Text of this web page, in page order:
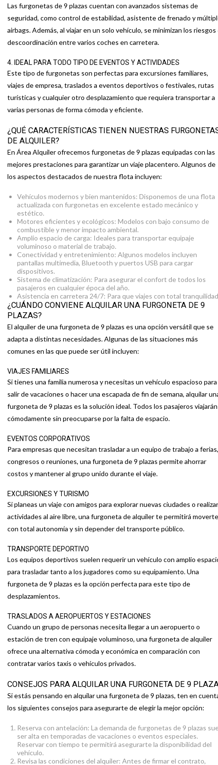
Las furgonetas de 9 plazas cuentan con avanzados sistemas de
seguridad, como control de estabilidad, asistente de frenado y
airbags. Además, al viajar en un solo vehículo, se minimizan los riesgos
descoordinación entre varios coches en carretera.
4. IDEAL PARA TODO TIPO DE EVENTOS Y ACTIVIDADES
Este tipo de furgonetas son perfectas para excursiones familiares,
viajes de empresa, traslados a eventos deportivos o festivales, rutas
turísticas y cualquier otro desplazamiento que requiera transportar a
varias personas de forma cómoda y eficiente.
¿QUÉ CARACTERÍSTICAS TIENEN NUESTRAS
DE ALQUILER?
En Área Alquiler ofrecemos furgonetas de 9 plazas equipadas con las
mejores prestaciones para garantizar un viaje placentero. Algunos de
los aspectos destacados de nuestra flota incluyen:
Vehículos modernos y bien mantenidos: Disponemos de una flota
actualizada con furgonetas en excelente estado mecánico y
estético.
Motores eficientes y ecológicos: Modelos con bajo consumo de
combustible y menor impacto ambiental.
Amplio espacio de carga: Ideales para transportar equipaje
voluminoso o material de trabajo.
Conectividad y entretenimiento: Algunos modelos incluyen
pantallas multimedia, Bluetooth y puertos USB para cargar
dispositivos.
Sistema de climatización: Para asegurar el confort de todos los
pasajeros en cualquier época del año.
Asistencia en carretera 24/7: Para que viajes con total
¿CUÁNDO CONVIENE ALQUILAR UNA FURGONETA DE 9
PLAZAS?
El alquiler de una furgoneta de 9 plazas es una opción versátil que se
adapta a distintas necesidades. Algunas de las situaciones más
comunes en las que puede ser útil incluyen:
VIAJES FAMILIARES
Si tienes una familia numerosa y necesitas un vehículo espacioso para
salir de vacaciones o hacer una escapada de fin de semana, alquilar
furgoneta de 9 plazas es la solución ideal. Todos los pasajeros viajarán
cómodamente sin preocuparse por la falta de espacio.
EVENTOS CORPORATIVOS
Para empresas que necesitan trasladar a un equipo de trabajo a ferias,
congresos o reuniones, una furgoneta de 9 plazas permite ahorrar
costos y mantener al grupo unido durante el viaje.
EXCURSIONES Y TURISMO
Si planeas un viaje con amigos para explorar nuevas ciudades o realizar
actividades al aire libre, una furgoneta de alquiler te permitirá moverte
con total autonomía y sin depender del transporte público.
TRANSPORTE DEPORTIVO
Los equipos deportivos suelen requerir un vehículo con amplio
para trasladar tanto a los jugadores como su equipamiento. Una
furgoneta de 9 plazas es la opción perfecta para este tipo de
desplazamientos.
TRASLADOS A AEROPUERTOS Y ESTACIONES
Cuando un grupo de personas necesita llegar a un aeropuerto o
estación de tren con equipaje voluminoso, una furgoneta de alquiler
ofrece una alternativa cómoda y económica en comparación con
contratar varios taxis o vehículos privados.
CONSEJOS PARA ALQUILAR UNA FURGONETA DE 9
Si estás pensando en alquilar una furgoneta de 9 plazas, ten en
los siguientes consejos para asegurarte de elegir la mejor opción:
Reserva con antelación: La demanda de furgonetas de 9 plazas
ser alta en temporadas de vacaciones o eventos especiales.
Reservar con tiempo te permitirá asegurarte la disponibilidad del
vehículo.
Revisa las condiciones del alquiler: Antes de firmar el contrato,